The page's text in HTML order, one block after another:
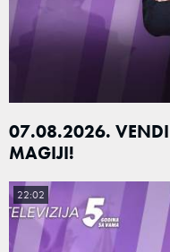
07.08.2026. VENDI
MAGIJI!
22:02